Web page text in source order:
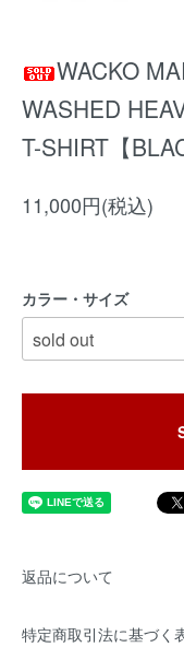
WACKO
WASHED
T-SHIRT【
11,000円(税込)
カラー・サイズ
返品について
特定商取引法に基づく